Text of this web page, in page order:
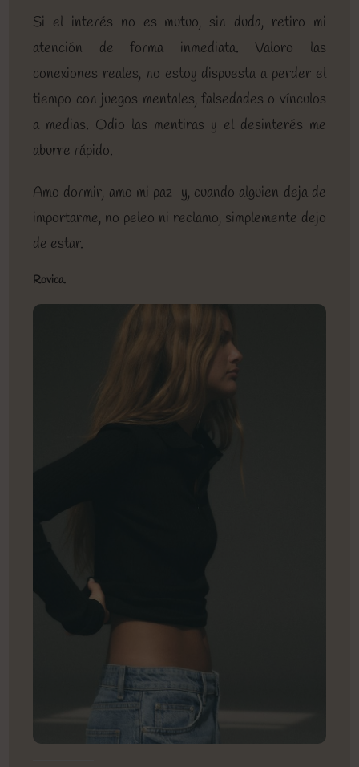
Si el interés no es mutuo, sin duda, retiro mi
atención de forma inmediata. Valoro las
conexiones reales, no estoy dispuesta a perder el
tiempo con juegos mentales, falsedades o vínculos
a medias. Odio las mentiras y el desinterés me
aburre rápido.
Amo dormir, amo mi paz y, cuando alguien deja de
importarme, no peleo ni reclamo, simplemente dejo
de estar.
Rovica.